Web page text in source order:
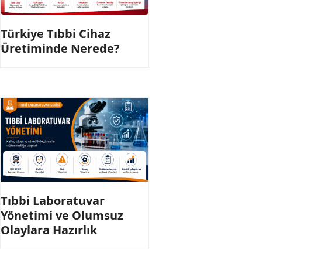
Türkiye Tıbbi Cihaz
Üretiminde Nerede?
Tıbbi Laboratuvar
Yönetimi ve Olumsuz
Olaylara Hazırlık